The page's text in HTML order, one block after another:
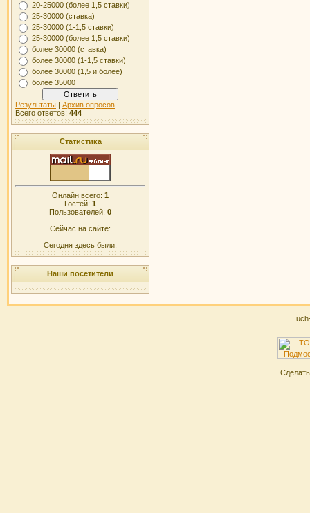
20-25000 (более 1,5 ставки)
25-30000 (ставка)
25-30000 (1-1,5 ставки)
25-30000 (более 1,5 ставки)
более 30000 (ставка)
более 30000 (1-1,5 ставки)
более 30000 (1,5 и более)
более 35000
Результаты | Архив опросов
Всего ответов: 444
Статистика
Онлайн всего: 1
Гостей: 1
Пользователей: 0
Сейчас на сайте:
Сегодня здесь были:
Наши посетители